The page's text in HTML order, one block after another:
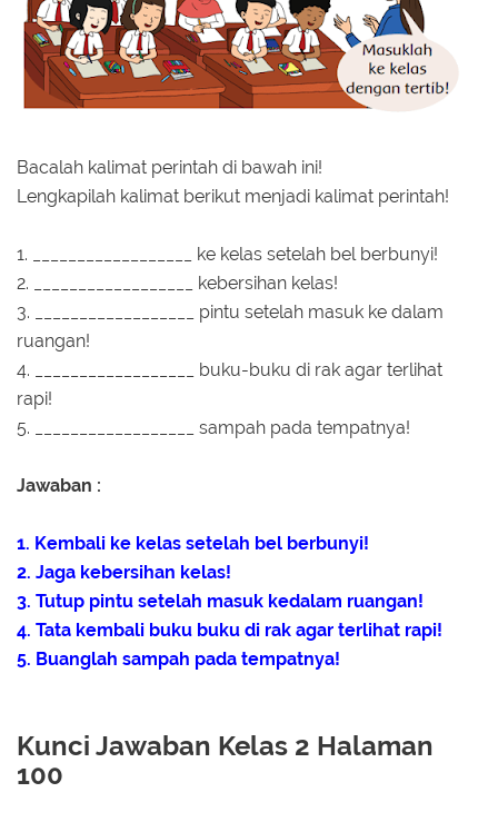
Bacalah kalimat perintah di bawah ini!
Lengkapilah kalimat berikut menjadi kalimat perintah!
1. __________________ ke kelas setelah bel berbunyi!
2. __________________ kebersihan kelas!
3. __________________ pintu setelah masuk ke dalam
ruangan!
4. __________________ buku-buku di rak agar terlihat
rapi!
5. __________________ sampah pada tempatnya!
Jawaban :
1. Kembali ke kelas setelah bel berbunyi!
2. Jaga kebersihan kelas!
3. Tutup pintu setelah masuk kedalam ruangan!
4. Tata kembali buku buku di rak agar terlihat rapi!
5. Buanglah sampah pada tempatnya!
Kunci Jawaban Kelas 2 Halaman
100